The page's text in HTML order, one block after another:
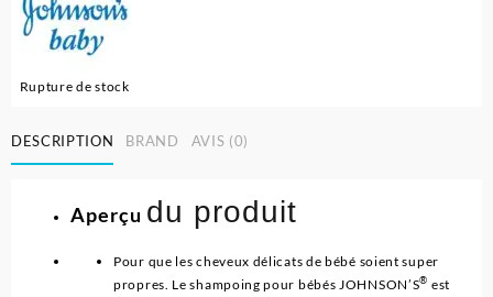
Rupture de stock
DESCRIPTION BRAND AVIS (0)
Aperçu du produit
Pour que les cheveux délicats de bébé soient super
propres. Le shampoing pour bébés JOHNSON’S® est